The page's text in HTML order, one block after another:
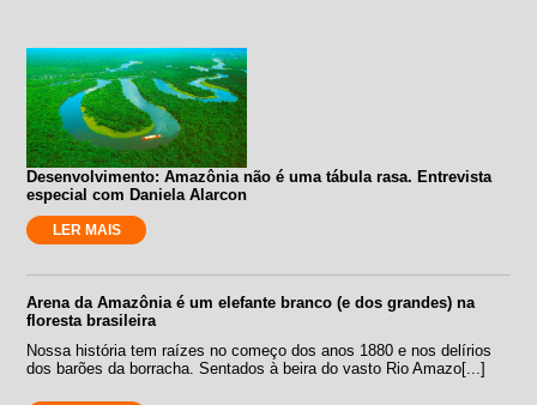
Desenvolvimento: Amazônia não é uma tábula rasa. Entrevista
especial com Daniela Alarcon
LER MAIS
Arena da Amazônia é um elefante branco (e dos grandes) na
floresta brasileira
Nossa história tem raízes no começo dos anos 1880 e nos delírios
dos barões da borracha. Sentados à beira do vasto Rio Amazo[...]